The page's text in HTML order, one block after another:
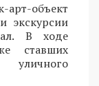
арт-объект
экскурсии
В ходе
ставших
уличного